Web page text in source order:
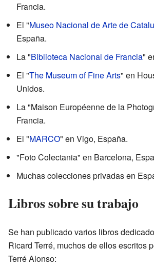
Francia.
El "Museo Nacional de Arte de
España.
La "Biblioteca Nacional de Francia"
El "The Museum of Fine Arts" en
Unidos.
La "Maison Européenne de la
Francia.
El "MARCO" en Vigo, España.
"Foto Colectania" en Barcelona,
Muchas colecciones privadas en
Libros sobre su trabajo
Se han publicado varios libros
Ricard Terré, muchos de ellos escritos
Terré Alonso: